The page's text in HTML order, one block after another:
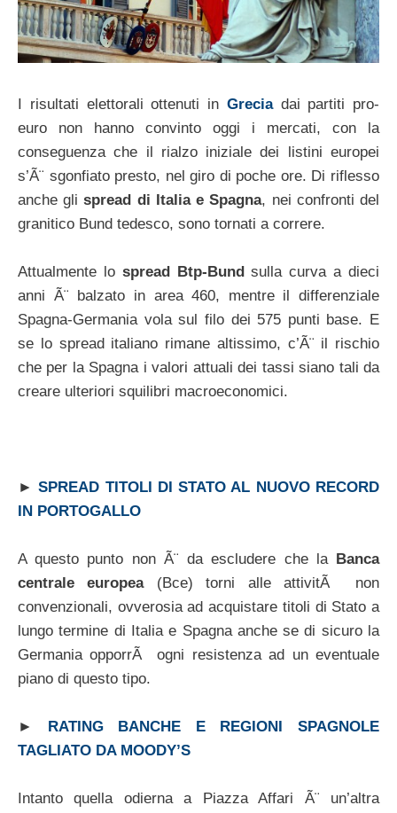
I risultati elettorali ottenuti in Greciadai partiti pro-
euro non hanno convinto oggi i mercati, con la
conseguenza che il rialzo iniziale dei listini europei
s’Ã¨ sgonfiato presto, nel giro di poche ore. Di riflesso
anche glispread di Italia e Spagna, nei confronti del
granitico Bund tedesco, sono tornati a correre.
Attualmente lo spread Btp-Bund sulla curva a dieci
anni Ã¨ balzato in area 460, mentre il differenziale
Spagna-Germania vola sul filo dei 575 punti base. E
se lo spread italiano rimane altissimo, c’Ã¨ il rischio
che per la Spagna i valori attuali dei tassi siano tali da
creare ulteriori squilibri macroeconomici.
►SPREAD TITOLI DI STATO AL NUOVO RECORD
IN PORTOGALLO
A questo punto non Ã¨ da escludere che la Banca
centrale europea(Bce) torni alle attivitÃ non
convenzionali, ovverosia ad acquistare titoli di Stato a
lungo termine di Italia e Spagna anche se di sicuro la
Germania opporrÃ ogni resistenza ad un eventuale
piano di questo tipo.
►
RATING BANCHE E REGIONI SPAGNOLE
TAGLIATO DA MOODY’S
Intanto quella odierna a Piazza Affari Ã¨ un’altra